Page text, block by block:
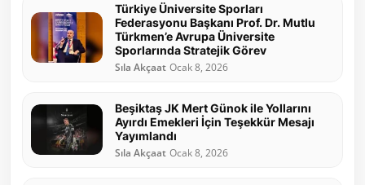
Türkiye Üniversite Sporları
Federasyonu Başkanı Prof. Dr. Mutlu
Türkmen’e Avrupa Üniversite
Sporlarında Stratejik Görev
Sıla Akçaat Ocak 8, 2026
Beşiktaş JK Mert Günok ile Yollarını
Ayırdı Emekleri İçin Teşekkür Mesajı
Yayımlandı
Sıla Akçaat Ocak 8, 2026